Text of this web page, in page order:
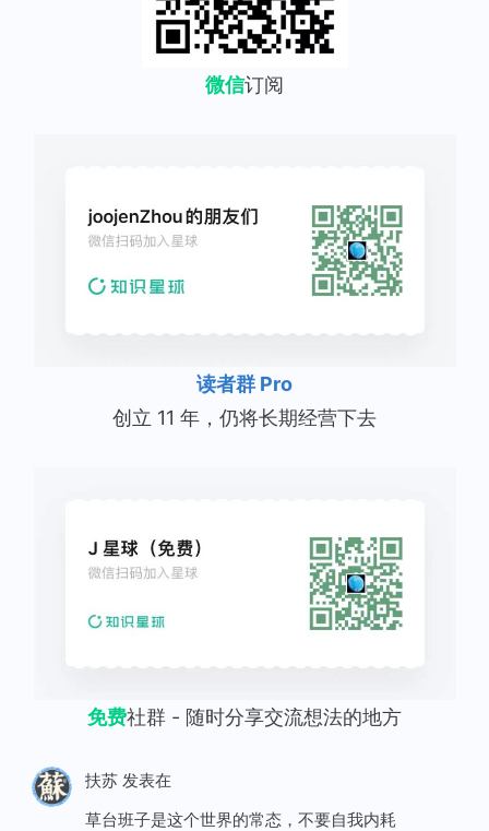
微信订阅
读者群 Pro
创立 11 年，仍将长期经营下去
免费社群 - 随时分享交流想法的地方
扶苏发表在
草台班子是这个世界的常态，不要自我内耗